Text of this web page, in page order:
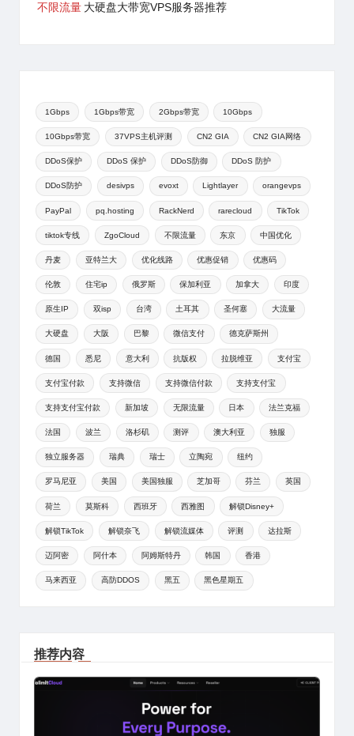
不限流量 大硬盘大带宽VPS服务器推荐
1Gbps 1Gbps带宽 2Gbps带宽 10Gbps
10Gbps带宽 37VPS主机评测 CN2 GIA CN2 GIA网络
DDoS保护 DDoS 保护 DDoS防御 DDoS 防护
DDoS防护 desivps evoxt Lightlayer orangevps
PayPal pq.hosting RackNerd rarecloud TikTok
tiktok专线 ZgoCloud 不限流量 东京 中国优化
丹麦 亚特兰大 优化线路 优惠促销 优惠码
伦敦 住宅ip 俄罗斯 保加利亚 加拿大 印度
原生IP 双isp 台湾 土耳其 圣何塞 大流量
大硬盘 大阪 巴黎 微信支付 德克萨斯州
德国 悉尼 意大利 抗版权 拉脱维亚 支付宝
支付宝付款 支持微信 支持微信付款 支持支付宝
支持支付宝付款 新加坡 无限流量 日本 法兰克福
法国 波兰 洛杉矶 测评 澳大利亚 独服
独立服务器 瑞典 瑞士 立陶宛 纽约
罗马尼亚 美国 美国独服 芝加哥 芬兰 英国
荷兰 莫斯科 西班牙 西雅图 解锁Disney+
解锁TikTok 解锁奈飞 解锁流媒体 评测 达拉斯
迈阿密 阿什本 阿姆斯特丹 韩国 香港
马来西亚 高防DDOS 黑五 黑色星期五
推荐内容